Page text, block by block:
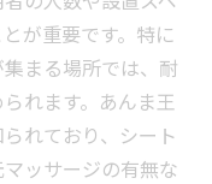
が重要です。特に
まる場所では、耐
れます。あんま王
れており、シート
ッサージの有無な